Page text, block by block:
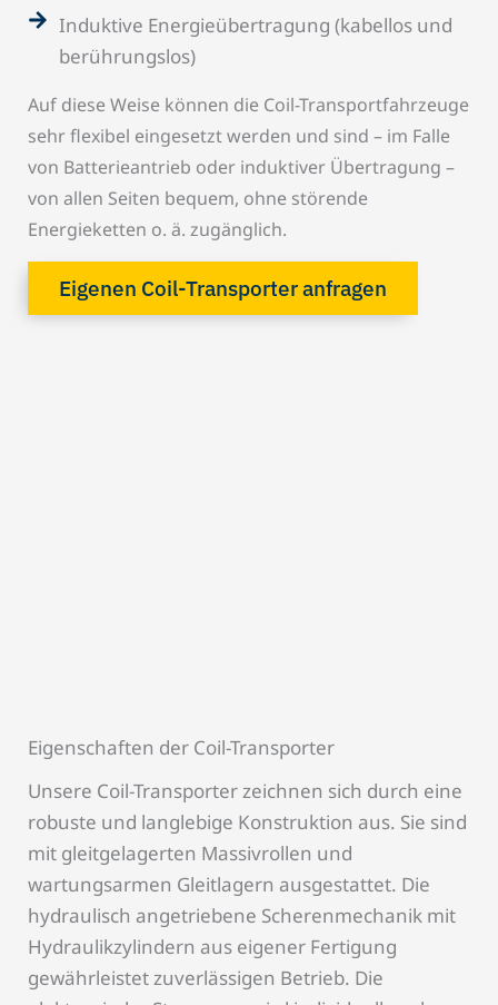
Induktive Energieübertragung (kabellos und
berührungslos)
Auf diese Weise können die Coil-Transportfahrzeuge
sehr flexibel eingesetzt werden und sind – im Falle
von Batterieantrieb oder induktiver Übertragung –
von allen Seiten bequem, ohne störende
Energieketten o. ä. zugänglich.
Eigenen Coil-Transporter anfragen
Eigenschaften der Coil-Transporter
Unsere Coil-Transporter zeichnen sich durch eine
robuste und langlebige Konstruktion aus. Sie sind
mit gleitgelagerten Massivrollen und
wartungsarmen Gleitlagern ausgestattet. Die
hydraulisch angetriebene Scherenmechanik mit
Hydraulikzylindern aus eigener Fertigung
gewährleistet zuverlässigen Betrieb. Die